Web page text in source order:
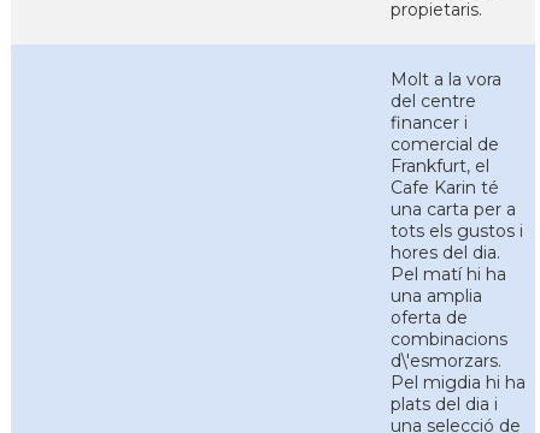
propietaris.
Molt a la vora
del centre
financer i
comercial de
Frankfurt, el
Cafe Karin té
una carta per a
tots els gustos i
hores del dia.
Pel matí hi ha
una amplia
oferta de
combinacions
d\'esmorzars.
Pel migdia hi ha
plats del dia i
una selecció de